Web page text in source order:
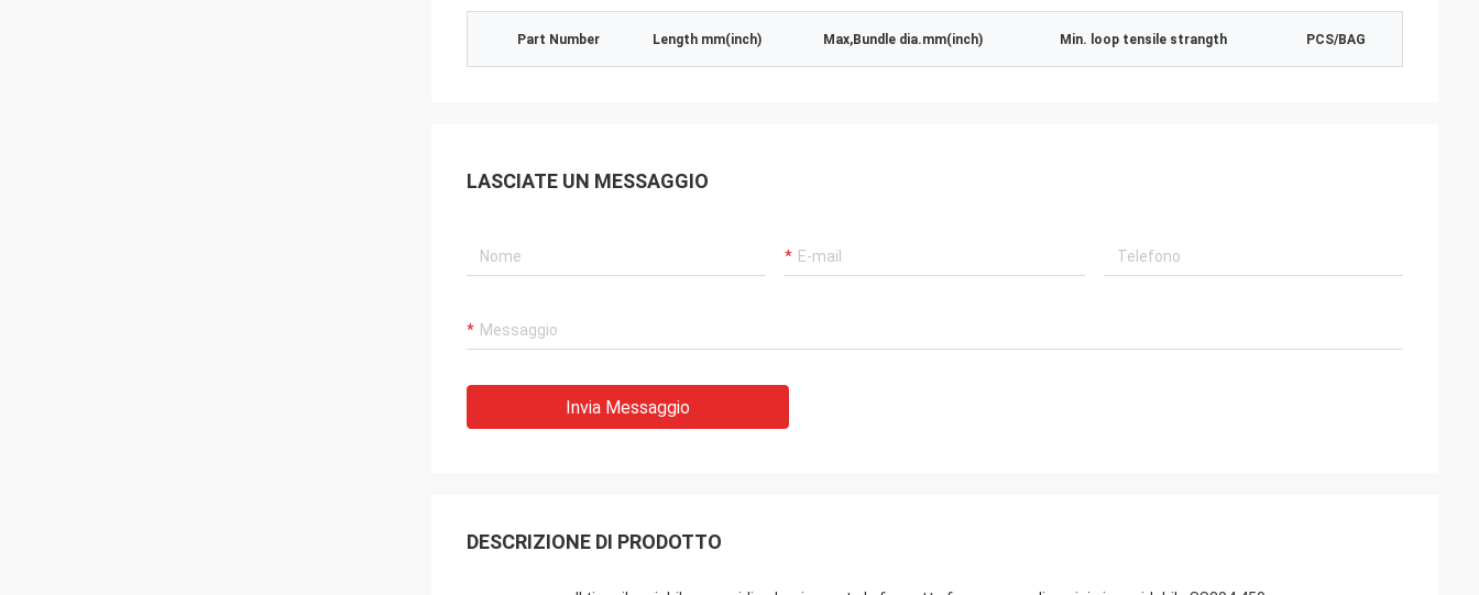
Part Number Length mm(inch) Max,Bundle dia.mm(inch) Min. loop tensile strangth PCS/BAG
LASCIATE UN MESSAGGIO
Invia Messaggio
DESCRIZIONE DI PRODOTTO